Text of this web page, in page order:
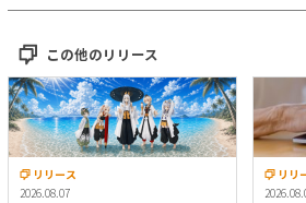
この他のリリース
リリース
2026.08.07
リリ